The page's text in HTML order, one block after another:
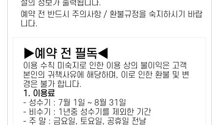
설의 정보가 출력됩니다.
예약 전 반드시 주의사항 / 환불규정을 숙지하시기 바랍
니다.
▶예약 전 필독◀
이용 수칙 미숙지로 인한 이용 상의 불이익은 고객
본인의 귀책사유에 해당하며, 이로 인한 환불 및 변
경은 불가 합니다.
1. 이용료
- 성수기 : 7월 1일 ~ 8월 31일
- 비수기 : 1년중 성수기를 제외한 기간
- 주 말 : 금요일, 토요일, 공휴일 전날